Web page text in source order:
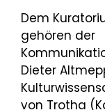
Dem
gehören der
Dieter
von Trotha